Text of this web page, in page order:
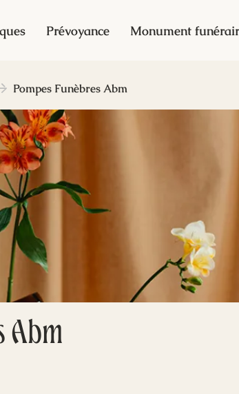
Prévoyance Monument
Abm
Pompes Funèbres Abm